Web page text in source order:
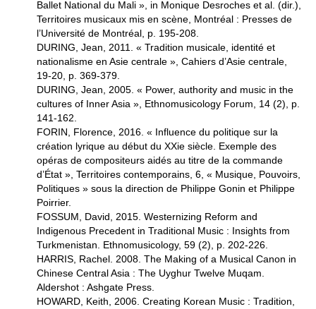
Ballet National du Mali », in Monique Desroches et al. (dir.),
Territoires musicaux mis en scène, Montréal : Presses de
l’Université de Montréal, p. 195-208.
DURING, Jean, 2011. « Tradition musicale, identité et
nationalisme en Asie centrale », Cahiers d’Asie centrale,
19-20, p. 369-379.
DURING, Jean, 2005. « Power, authority and music in the
cultures of Inner Asia », Ethnomusicology Forum, 14 (2), p.
141-162.
FORIN, Florence, 2016. « Influence du politique sur la
création lyrique au début du XXie siècle. Exemple des
opéras de compositeurs aidés au titre de la commande
d’État », Territoires contemporains, 6, « Musique, Pouvoirs,
Politiques » sous la direction de Philippe Gonin et Philippe
Poirrier.
FOSSUM, David, 2015. Westernizing Reform and
Indigenous Precedent in Traditional Music : Insights from
Turkmenistan. Ethnomusicology, 59 (2), p. 202-226.
HARRIS, Rachel. 2008. The Making of a Musical Canon in
Chinese Central Asia : The Uyghur Twelve Muqam.
Aldershot : Ashgate Press.
HOWARD, Keith, 2006. Creating Korean Music : Tradition,